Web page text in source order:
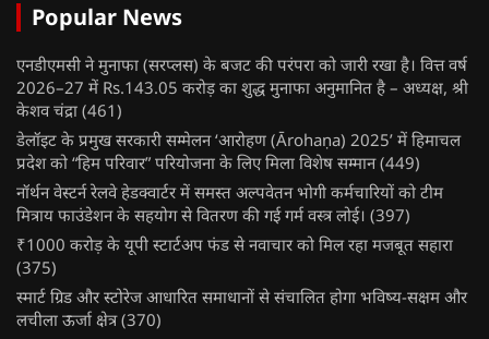
Popular News
एनडीएमसी ने मुनाफा (सरप्लस) के बजट की परंपरा को जारी रखा है। वित्त वर्ष
2026–27 में Rs.143.05 करोड़ का शुद्ध मुनाफा अनुमानित है – अध्यक्ष, श्री
केशव चंद्रा (461)
डेलॉइट के प्रमुख सरकारी सम्मेलन ‘आरोहण (Ārohaṇa) 2025’ में हिमाचल
प्रदेश को “हिम परिवार” परियोजना के लिए मिला विशेष सम्मान (449)
नॉर्थन वेस्टर्न रेलवे हेडक्वार्टर में समस्त अल्पवेतन भोगी कर्मचारियों को टीम
मित्राय फाउंडेशन के सहयोग से वितरण की गई गर्म वस्त्र लोई। (397)
₹1000 करोड़ के यूपी स्टार्टअप फंड से नवाचार को मिल रहा मजबूत सहारा
(375)
स्मार्ट ग्रिड और स्टोरेज आधारित समाधानों से संचालित होगा भविष्य-सक्षम और
लचीला ऊर्जा क्षेत्र (370)